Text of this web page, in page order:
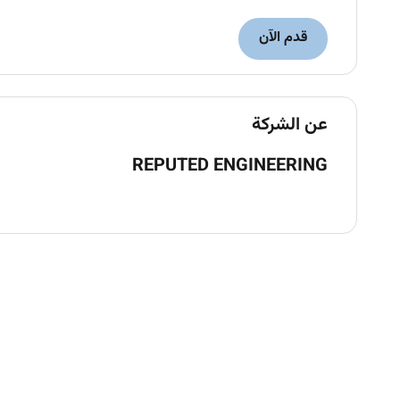
قدم الآن
عن الشركة
REPUTED ENGINEERING